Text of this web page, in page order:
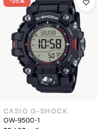
CASIO G-SHOCK
GW-9500-1